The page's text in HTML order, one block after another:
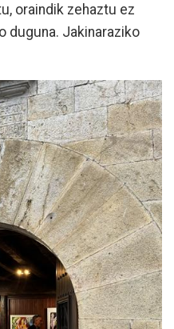
oraindik zehaztu ez
duguna. Jakinaraziko